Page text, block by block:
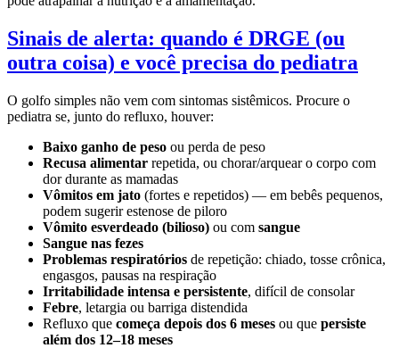
Sinais de alerta: quando é DRGE (ou
outra coisa) e você precisa do pediatra
O golfo simples não vem com sintomas sistêmicos. Procure o
pediatra se, junto do refluxo, houver:
Baixo ganho de peso ou perda de peso
Recusa alimentar repetida, ou chorar/arquear o corpo com
dor durante as mamadas
Vômitos em jato (fortes e repetidos) — em bebês pequenos,
podem sugerir estenose de piloro
Vômito esverdeado (bilioso) ou com sangue
Sangue nas fezes
Problemas respiratórios de repetição: chiado, tosse crônica,
engasgos, pausas na respiração
Irritabilidade intensa e persistente, difícil de consolar
Febre, letargia ou barriga distendida
Refluxo que começa depois dos 6 meses ou que persiste
além dos 12–18 meses